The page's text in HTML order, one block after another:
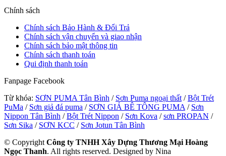
Chính sách
Chính sách Bảo Hành & Đổi Trả
Chính sách vận chuyển và giao nhận
Chính sách bảo mật thông tin
Chính sách thanh toán
Qui định thanh toán
Fanpage Facebook
Từ khóa: SƠN PUMA Tân Bình / Sơn Puma ngoại thất / Bột Trét
PuMa / Sơn giả đá puma / SƠN GIẢ BÊ TÔNG PUMA / Sơn
Nippon Tân Bình / Bột Trét Nippon / Sơn Kova / sơn PROPAN /
Sơn Sika / SƠN KCC / Sơn Jotun Tân Bình
© Copyright Công ty TNHH Xây Dựng Thương Mại Hoàng
Ngọc Thanh. All rights reserved. Designed by Nina